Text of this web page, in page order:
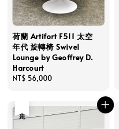
荷蘭 Artifort F511 太空
年代 旋轉椅 Swivel
Lounge by Geoffrey D.
Harcourt
Regular
NT$ 56,000